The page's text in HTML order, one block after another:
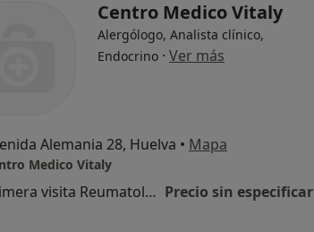
Centro Medico Vitaly
Alergólogo, Analista clínico,
Endocrino · Ver más
Alemania 28, Huelva • Mapa
Medico Vitaly
Primera visita Reumatología Precio sin especificar